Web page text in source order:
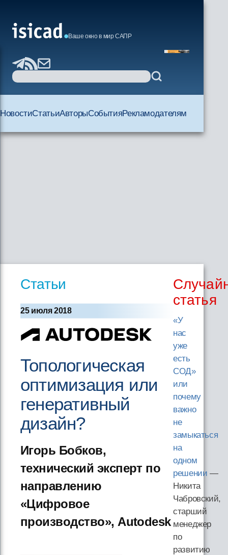
Ваше окно в мир САПР
НовостиСтатьиАвторыСобытияРекламодателям
Статьи
25 июля 2018
Топологическая
оптимизация или
генеративный
дизайн?
Игорь Бобков,
технический эксперт по
направлению
«Цифровое
производство», Autodesk
статья
«У
нас
уже
есть
СОД»
или
почему
важно
не
замыкаться
на
одном
решении —
Никита
Чабровский,
старший
менеджер
по
развитию